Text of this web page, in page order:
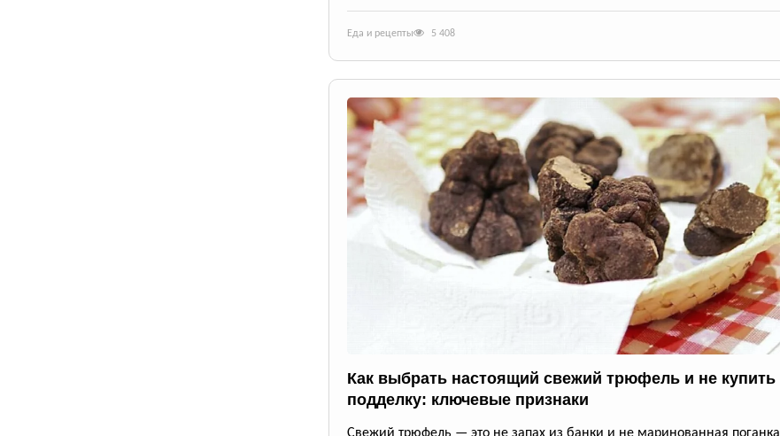
Еда и рецепты 5 408
Как выбрать настоящий свежий трюфель и не купить
подделку: ключевые признаки